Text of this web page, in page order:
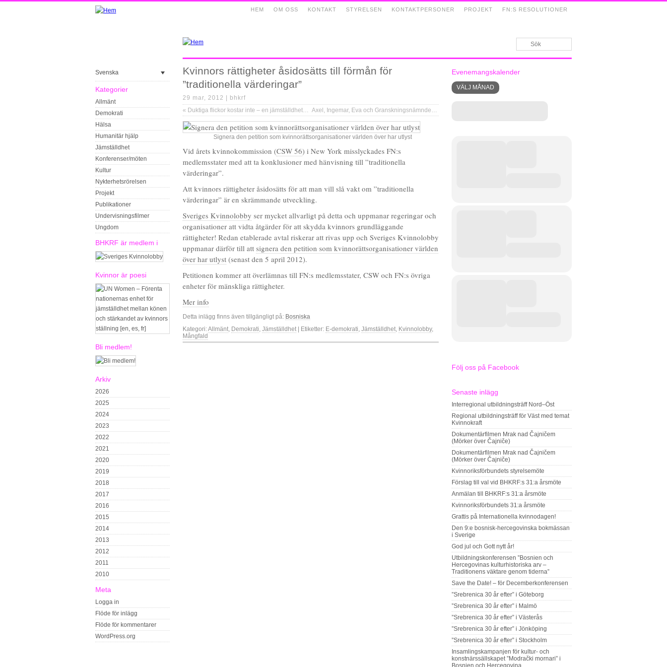
FN:S RESOLUTIONER
PROJEKT
KONTAKTPERSONER
STYRELSEN
KONTAKT
OM OSS
HEM
Svenska
Kategorier
Allmänt
Demokrati
Hälsa
Humanitär hjälp
Jämställdhet
Konferenser/möten
Kultur
Nykterhetsrörelsen
Projekt
Publikationer
Undervisningsfilmer
Ungdom
BHKRF är medlem i
Kvinnor är poesi
Bli medlem!
Arkiv
2026
2025
2024
2023
2022
2021
2020
2019
2018
2017
2016
2015
2014
2013
2012
2011
2010
Meta
Logga in
Flöde för inlägg
Flöde för kommentarer
WordPress.org
Kvinnors rättigheter åsidosätts till förmån för
”traditionella värderingar”
29 mar, 2012 |
bhkrf
« Duktiga flickor kostar inte – en jämställdhetsanalys av budgetpropositionen för 2012 Axel, Ingemar, Eva och Granskningsnämnden»
Signera den petition som kvinnorättsorganisationer världen över har utlyst
Vid årets kvinnokommission (CSW 56) i New York misslyckades FN:s
medlemsstater med att ta konklusioner med hänvisning till ”traditionella
värderingar”.
Att kvinnors rättigheter åsidosätts för att man vill slå vakt om ”traditionella
värderingar” är en skrämmande utveckling.
Sveriges Kvinnolobby ser mycket allvarligt på detta och uppmanar regeringar och
organisationer att vidta åtgärder för att skydda kvinnors grundläggande
rättigheter! Redan etablerade avtal riskerar att rivas upp och Sveriges Kvinnolobby
uppmanar därför till att signera den petition som kvinnorättsorganisationer världen
över har utlyst (senast den 5 april 2012).
Petitionen kommer att överlämnas till FN:s medlemsstater, CSW och FN:s övriga
enheter för mänskliga rättigheter.
Mer info
Detta inlägg finns även tillgängligt på: Bosniska
Kategori:Allmänt, Demokrati, Jämställdhet | Etiketter: E-demokrati, Jämställdhet, Kvinnolobby,
Mångfald
Evenemangskalender
VÄLJ MÅNAD
Följ oss på Facebook
Senaste inlägg
Interregional utbildningsträff Nord–Öst
Regional utbildningsträff för Väst med temat
Kvinnokraft
Dokumentärfilmen Mrak nad Čajničem
(Mörker över Čajniče)
Dokumentärfilmen Mrak nad Čajničem
(Mörker över Čajniče)
Kvinnoriksförbundets styrelsemöte
Förslag till val vid BHKRF:s 31:a årsmöte
Anmälan till BHKRF:s 31:a årsmöte
Kvinnoriksförbundets 31:a årsmöte
Grattis på Internationella kvinnodagen!
Den 9:e bosnisk-hercegovinska bokmässan
i Sverige
God jul och Gott nytt år!
Utbildningskonferensen ”Bosnien och
Hercegovinas kulturhistoriska arv –
Traditionens väktare genom tiderna”
Save the Date! – för Decemberkonferensen
”Srebrenica 30 år efter” i Göteborg
”Srebrenica 30 år efter” i Malmö
”Srebrenica 30 år efter” i Västerås
”Srebrenica 30 år efter” i Jönköping
”Srebrenica 30 år efter” i Stockholm
Insamlingskampanjen för kultur- och
konstnärssällskapet ”Modrački mornari” i
Bosnien och Hercegovina